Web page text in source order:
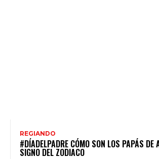
REGIANDO
#DÍADELPADRE CÓMO SON LOS PAPÁS DE
SIGNO DEL ZODIACO